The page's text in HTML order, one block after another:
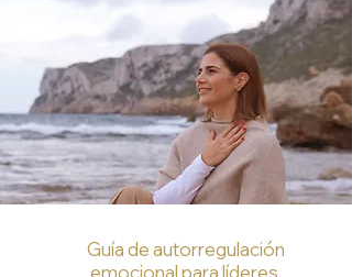
Guía de autorregulación
emocional para líderes,